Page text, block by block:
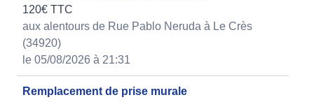
120€ TTC
aux alentours de Rue Pablo Neruda à Le Crès
(34920)
le 05/08/2026 à 21:31
Remplacement de prise murale